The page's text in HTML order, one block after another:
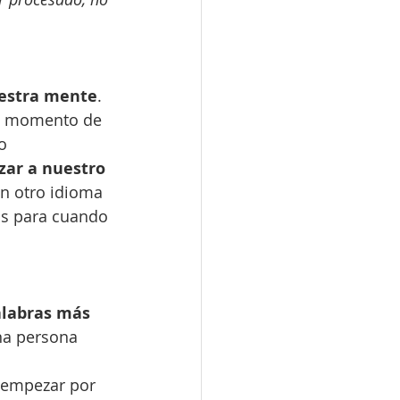
mente.
momento de
a nuestro
otro idioma
para cuando
más
persona
por